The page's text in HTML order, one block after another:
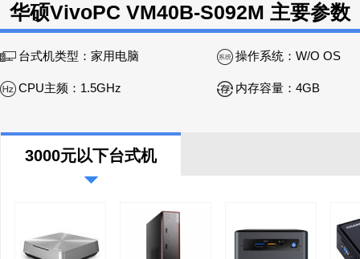
华硕VivoPC VM40B-S092M 主要参数
台式机类型： 家用电脑 操作系统： W/O OS
CPU主频： 1.5GHz 内存容量： 4GB
3000元以下台式机